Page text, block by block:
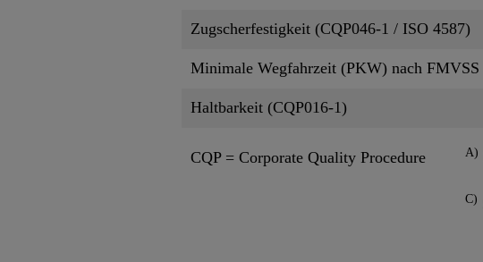
Zugscherfestigkeit (CQP046-1 / ISO 4587)
Minimale Wegfahrzeit (PKW) nach FMVSS
Haltbarkeit (CQP016-1)
CQP = Corporate Quality Procedure A)
C)